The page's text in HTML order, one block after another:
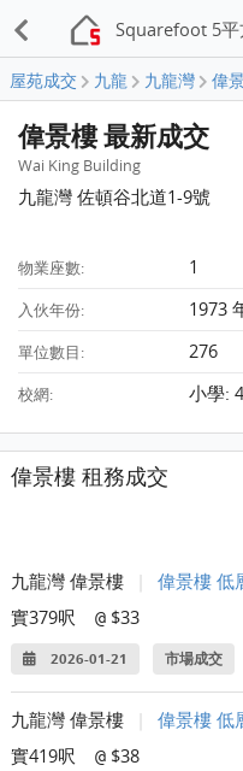
Squarefoot 5平
屋苑成交 九龍 九龍灣 偉
偉景樓 最新成交
Wai King Building
九龍灣 佐頓谷北道1-9號
物業座數: 1
入伙年份: 1973
單位數目: 276
校網: 小學:
偉景樓 租務成交
九龍灣 偉景樓
偉景樓 低
實379呎
@ $33
2026-01-21 市場成交
九龍灣 偉景樓
偉景樓 低
實419呎
@ $38